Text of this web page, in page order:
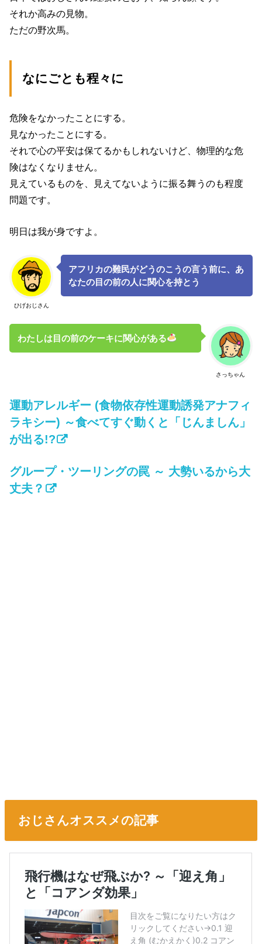
それか高みの見物。
ただの野次馬。
なにごとも程々に
危険をなかったことにする。
見なかったことにする。
それで心の平安は保てるかもしれないけど、物理的な危
険はなくなりません。
見えているものを、見えてないように振る舞うのも程度
問題です。
明日は我が身ですよ。
ひげおじさん
アフリカの難民がどうのこうの言う前に、あ
なたの目の前の人に関心を持とう
さっちゃん
わたしは目の前のケーキに関心がある
運動アレルギー (食物依存性運動誘発アナフィ
ラキシー) ～食べてすぐ動くと「じんましん」
が出る!?
グループ・ツーリングの罠 ～ 大勢いるから大
丈夫？
おじさんオススメの記事